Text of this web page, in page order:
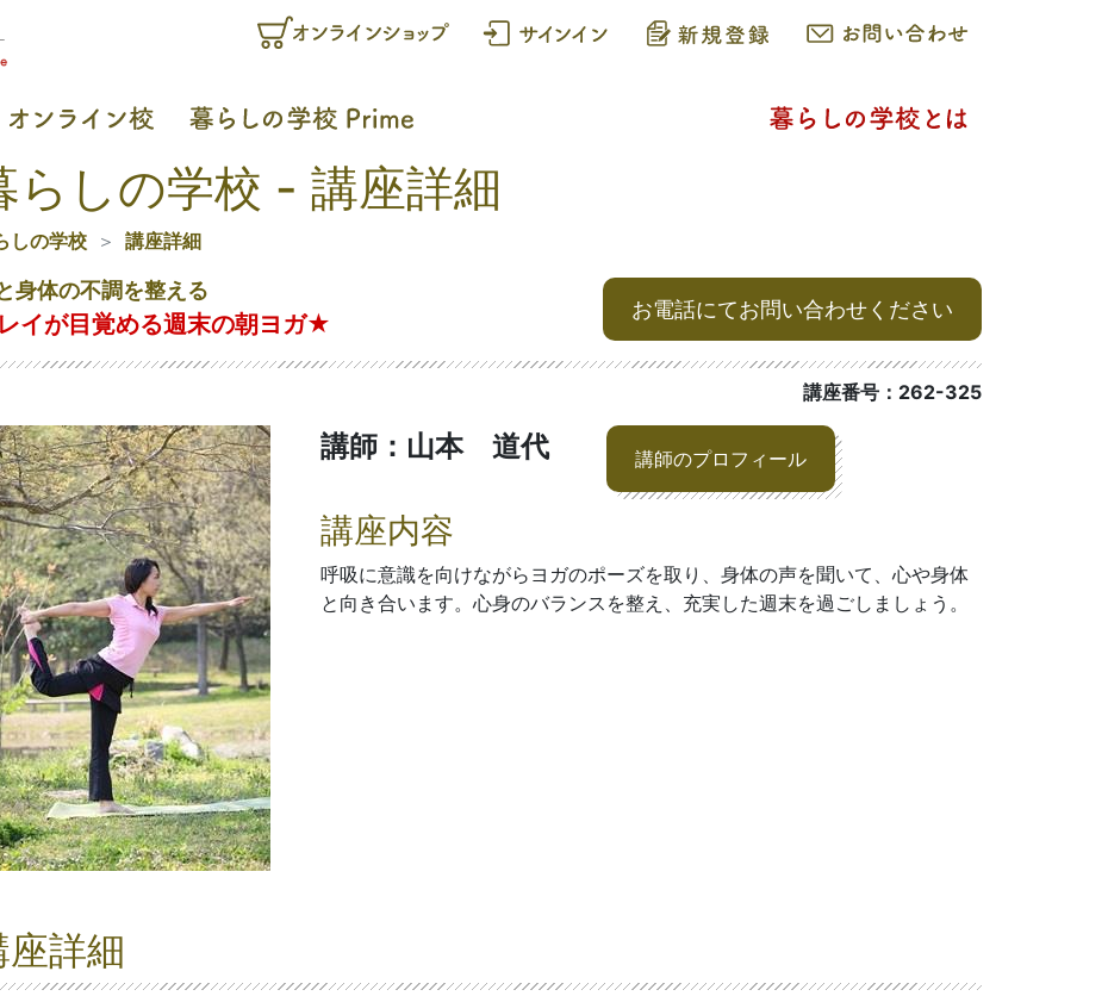
らしの学校 - 講座詳細
しの学校 講座詳細
身体の不調を整える
イが目覚める週末の朝ヨガ★
お電話にてお問い合わせください
講座番号：262-325
講師：山本 道代 講師のプロフィール
講座内容
呼吸に意識を向けながらヨガのポーズを取り、身体の声を聞いて、心や身体
と向き合います。心身のバランスを整え、充実した週末を過ごしましょう。
座詳細